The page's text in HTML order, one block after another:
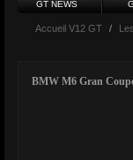
GT NEWS
Accueil V12 GT /
BMW M6 Gran